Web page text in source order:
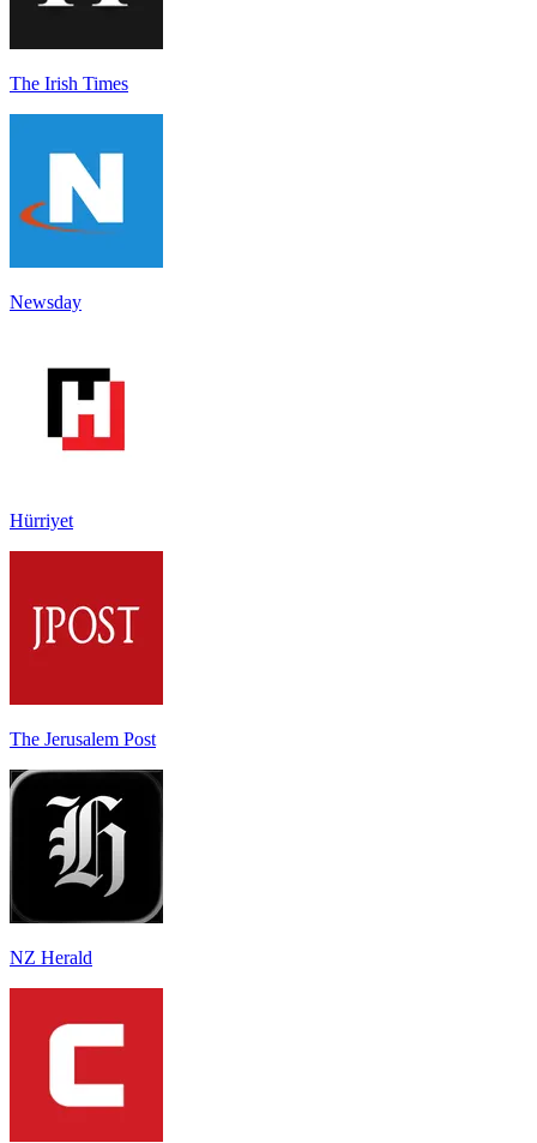
The Irish Times
Newsday
Hürriyet
The Jerusalem Post
NZ Herald